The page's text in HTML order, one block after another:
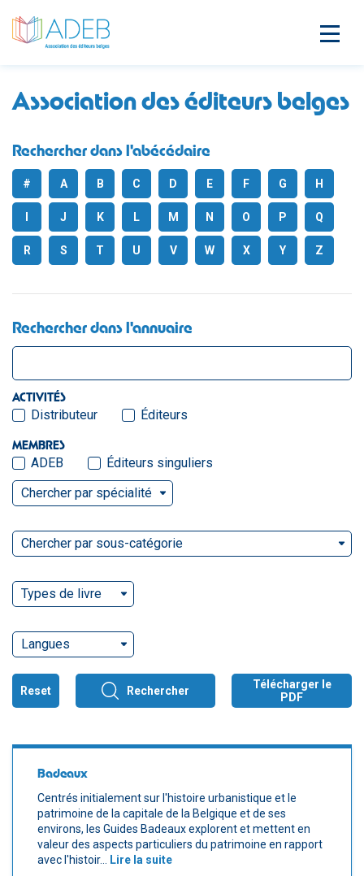
Association des éditeurs belges
Rechercher dans l'abécédaire
# A B C D E F G H
J K L M N O P Q
R S T U V W X Y Z
Rechercher dans l'annuaire
ACTIVITÉS
Distributeur Éditeurs
MEMBRES
ADEB
Éditeurs singuliers
Chercher par spécialité
Chercher par sous-catégorie
Types de livre
Langues
Reset Rechercher
Télécharger le
PDF
Badeaux
Centrés initialement sur l'histoire urbanistique et le
patrimoine de la capitale de la Belgique et de ses
environs, les Guides Badeaux explorent et mettent en
valeur des aspects particuliers du patrimoine en rapport
avec l'histoir...
Lire la suite